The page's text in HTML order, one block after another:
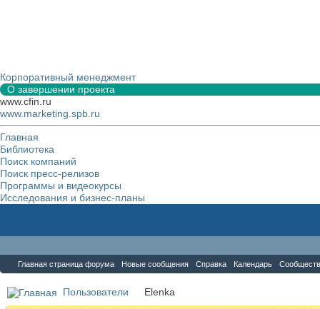
Корпоративный менеджмент
О завершении проекта
www.cfin.ru
www.marketing.spb.ru
Главная
Библиотека
Поиск компаний
Поиск пресс-релизов
Программы и видеокурсы
Исследования и бизнес-планы
Главная страница форума Новые сообщения Справка Календарь
Пользователи Elenka